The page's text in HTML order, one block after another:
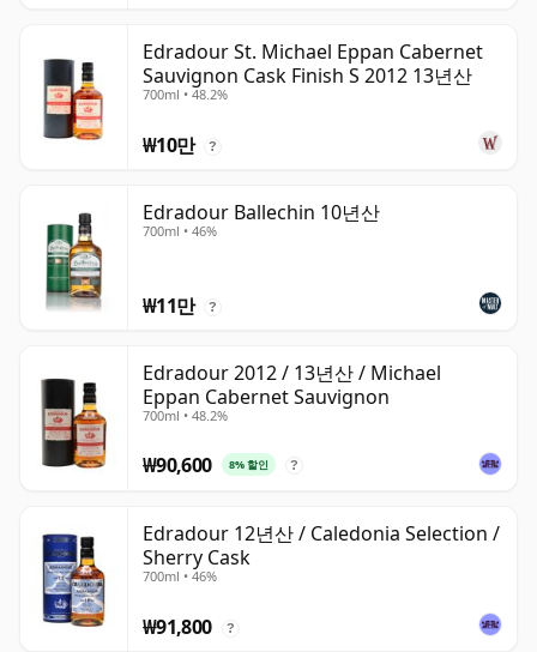
Edradour St. Michael Eppan Cabernet
Sauvignon Cask Finish S 2012 13년산
700ml • 48.2%
₩10만 ?
Edradour Ballechin 10년산
700ml • 46%
₩11만 ?
Edradour 2012 / 13년산 / Michael
Eppan Cabernet Sauvignon
700ml • 48.2%
₩90,600 8% 할인 ?
Edradour 12년산 / Caledonia Selection /
Sherry Cask
700ml • 46%
₩91,800 ?